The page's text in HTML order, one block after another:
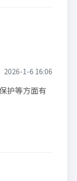
2026-1-6 16:06
护等方面有